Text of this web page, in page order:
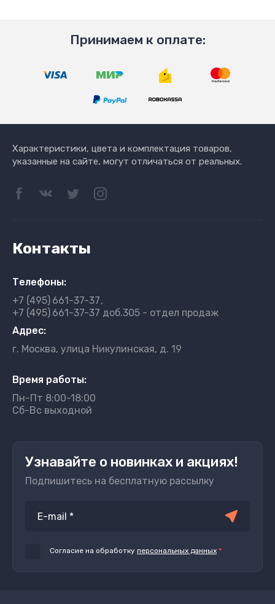
Принимаем к оплате:
Характеристики, цвета и комплектация товаров,
указанные на сайте, могут отличаться от реальных.
Контакты
Телефоны:
+7 (495) 661-37-37
+7 (495) 661-37-37 доб.305 - отдел продаж
Адрес:
г. Москва, улица Никулинская, д. 19
Время работы:
Пн-Пт 8:00-18:00
Сб-Вс выходной
Узнавайте о новинках и акциях!
Подпишитесь на бесплатную рассылку
Согласие на обработку персональных данных *